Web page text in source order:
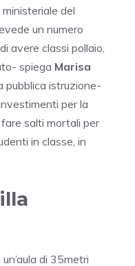
del
un numero
avere classi pollaio,
spiega Marisa
pubblica istruzione-
per la
salti mortali per
in classe, in
di 35metri